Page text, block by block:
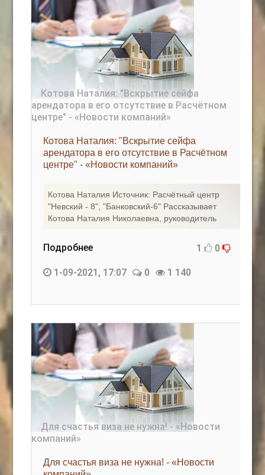
Котова Наталия: "Вскрытие сейфа
арендатора в его отсутствие в Расчётном
центре" - «Новости компаний»
Котова Наталия Источник: Расчётный центр
"Невский - 8", "Банковский-6" Рассказывает
Котова Наталия Николаевна, руководитель
Подробнее 1 0
1-09-2021, 17:07 0 1 140
Для счастья виза не нужна! - «Новости